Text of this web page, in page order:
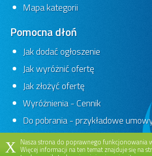
Mapa kategorii
Pomocna dłoń
Jak dodać ogłoszenie
Jak wyróżnić ofertę
Jak złożyć ofertę
Wyróżnienia - Cennik
Do pobrania - przykładowe
X Nasza strona do poprawnego funkcjonowania
Więcej informacji na ten temat znajduje się na